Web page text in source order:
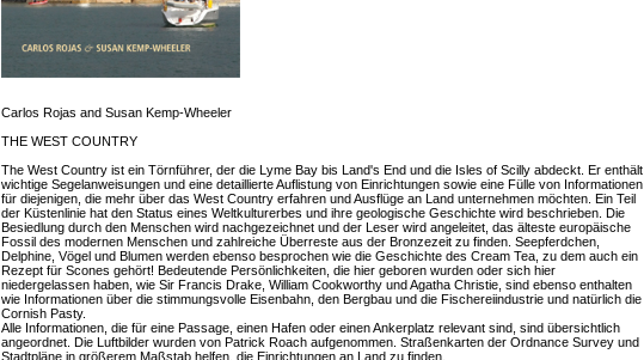
Carlos Rojas and Susan Kemp-Wheeler
THE WEST COUNTRY
The West Country ist ein Törnführer, der die Lyme Bay bis Land's End und die Isles of Scilly abdeckt. Er enthält
wichtige Segelanweisungen und eine detaillierte Auflistung von Einrichtungen sowie eine Fülle von Informationen
für diejenigen, die mehr über das West Country erfahren und Ausflüge an Land unternehmen möchten. Ein Teil
der Küstenlinie hat den Status eines Weltkulturerbes und ihre geologische Geschichte wird beschrieben. Die
Besiedlung durch den Menschen wird nachgezeichnet und der Leser wird angeleitet, das älteste europäische
Fossil des modernen Menschen und zahlreiche Überreste aus der Bronzezeit zu finden. Seepferdchen,
Delphine, Vögel und Blumen werden ebenso besprochen wie die Geschichte des Cream Tea, zu dem auch ein
Rezept für Scones gehört! Bedeutende Persönlichkeiten, die hier geboren wurden oder sich hier
niedergelassen haben, wie Sir Francis Drake, William Cookworthy und Agatha Christie, sind ebenso enthalten
wie Informationen über die stimmungsvolle Eisenbahn, den Bergbau und die Fischereiindustrie und natürlich die
Cornish Pasty.
Alle Informationen, die für eine Passage, einen Hafen oder einen Ankerplatz relevant sind, sind übersichtlich
angeordnet. Die Luftbilder wurden von Patrick Roach aufgenommen. Straßenkarten der Ordnance Survey und
Stadtpläne in größerem Maßstab helfen, die Einrichtungen an Land zu finden.